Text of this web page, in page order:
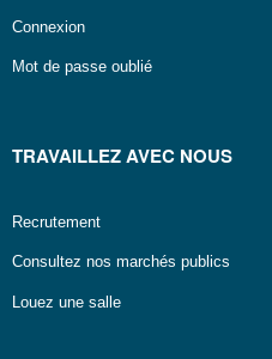
Connexion
Mot de passe oublié
TRAVAILLEZ AVEC NOUS
Recrutement
Consultez nos marchés publics
Louez une salle